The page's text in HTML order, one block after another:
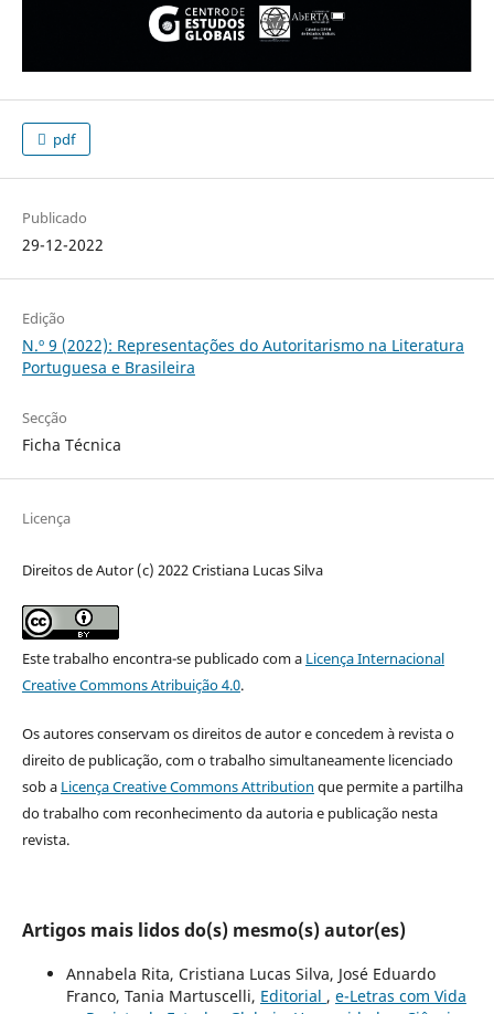
pdf
Publicado
29-12-2022
Edição
N.º 9 (2022): Representações do Autoritarismo na Literatura
Portuguesa e Brasileira
Secção
Ficha Técnica
Licença
Direitos de Autor (c) 2022 Cristiana Lucas Silva
Este trabalho encontra-se publicado com a Licença Internacional
Creative Commons Atribuição 4.0.
Os autores conservam os direitos de autor e concedem à revista o
direito de publicação, com o trabalho simultaneamente licenciado
sob a Licença Creative Commons Attribution que permite a partilha
do trabalho com reconhecimento da autoria e publicação nesta
revista.
Artigos mais lidos do(s) mesmo(s) autor(es)
Annabela Rita, Cristiana Lucas Silva, José Eduardo
Franco, Tania Martuscelli, Editorial , e-Letras com Vida